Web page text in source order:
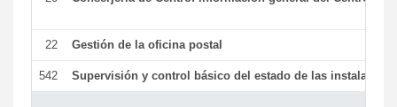
22 Gestión de la oficina postal
542 Supervisión y control básico del estado de las